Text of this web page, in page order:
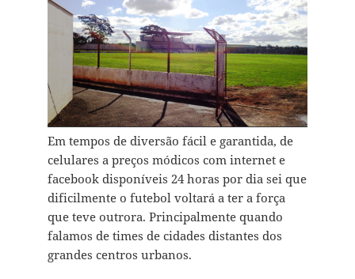
Em tempos de diversão fácil e garantida, de
celulares a preços módicos com internet e
facebook disponíveis 24 horas por dia sei que
dificilmente o futebol voltará a ter a força
que teve outrora. Principalmente quando
falamos de times de cidades distantes dos
grandes centros urbanos.